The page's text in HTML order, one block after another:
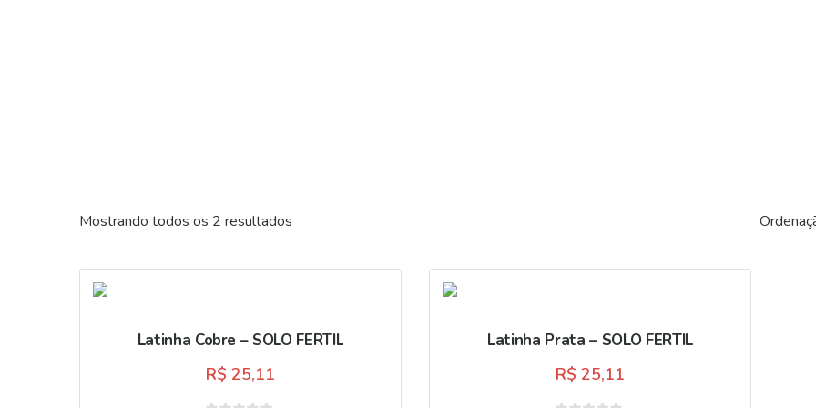
Mostrando todos os 2 resultados
Latinha Cobre – SOLO FERTIL
R$ 25,11
Latinha Prata – SOLO FERTIL
R$ 25,11